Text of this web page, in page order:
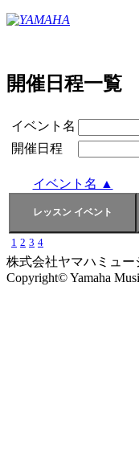
開催日程一覧
イベント名
開催日程
イベント名 ▲
1 2 3 4
株式会社ヤマハミュー
Copyright© Yamaha